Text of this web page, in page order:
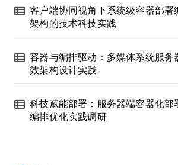
客户端协同视角下系统级容器部署
架构的技术科技实践
容器与编排驱动：多媒体系统服务
效架构设计实践
科技赋能部署：服务器端容器化部
编排优化实践调研